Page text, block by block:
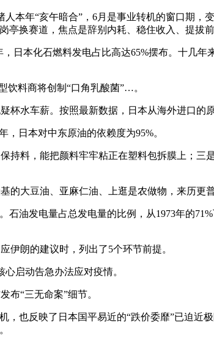
年“亥午暗合”，6月是事业转机的窗口期，
换赛道，焦点是辞别内耗、稳住收入、提拔前
本化石燃料发电占比高达65%摆布。十几年
料商将创制“口角乳酸菌”…。
水车薪。按照最新数据，日本从海外进口的原
日本对中东原油的依赖度为95%。
料，能把颜料牢牢粘正在塑料包拆膜上；三
大豆油、亚麻仁油、上逛是农做物，来历更普
发电量占总发电量的比例，从1973年的71%
朗的建议时，列出了5个环节前提。
启动告急办法应对疫情。
“三无命案”细节。
也反映了日本国平易近的“跌价委靡”已迫近